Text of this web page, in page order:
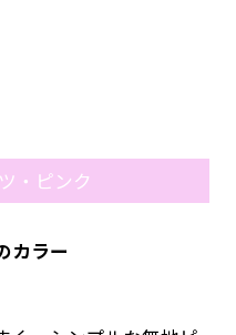
・ピンク
カラー